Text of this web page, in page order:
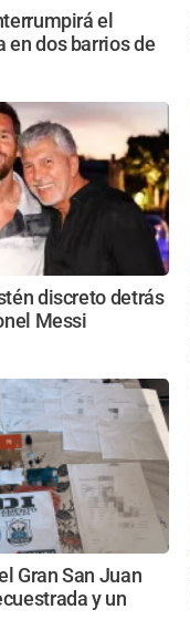
el
en dos barrios de
discreto detrás
Messi
Gran San Juan
y un